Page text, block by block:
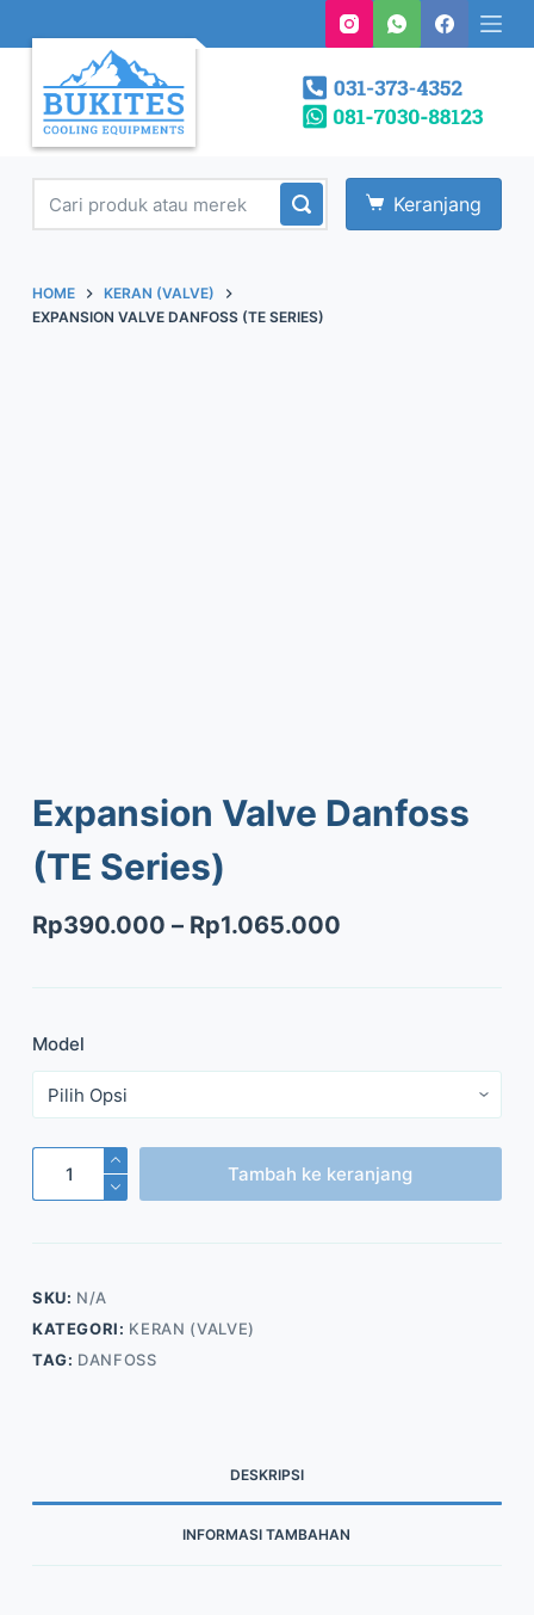
o
Keranjang
HOME
KERAN (VALVE)
EXPANSION VALVE DANFOSS (TE SERIES)
Expansion Valve Danfoss
(TE Series)
Rp390.000 – Rp1.065.000
Model
Expansion
Danfoss
Series)
Tambah ke keranjang
SKU: N/A
KATEGORI: KERAN (VALVE)
TAG: DANFOSS
DESKRIPSI
INFORMASI TAMBAHAN